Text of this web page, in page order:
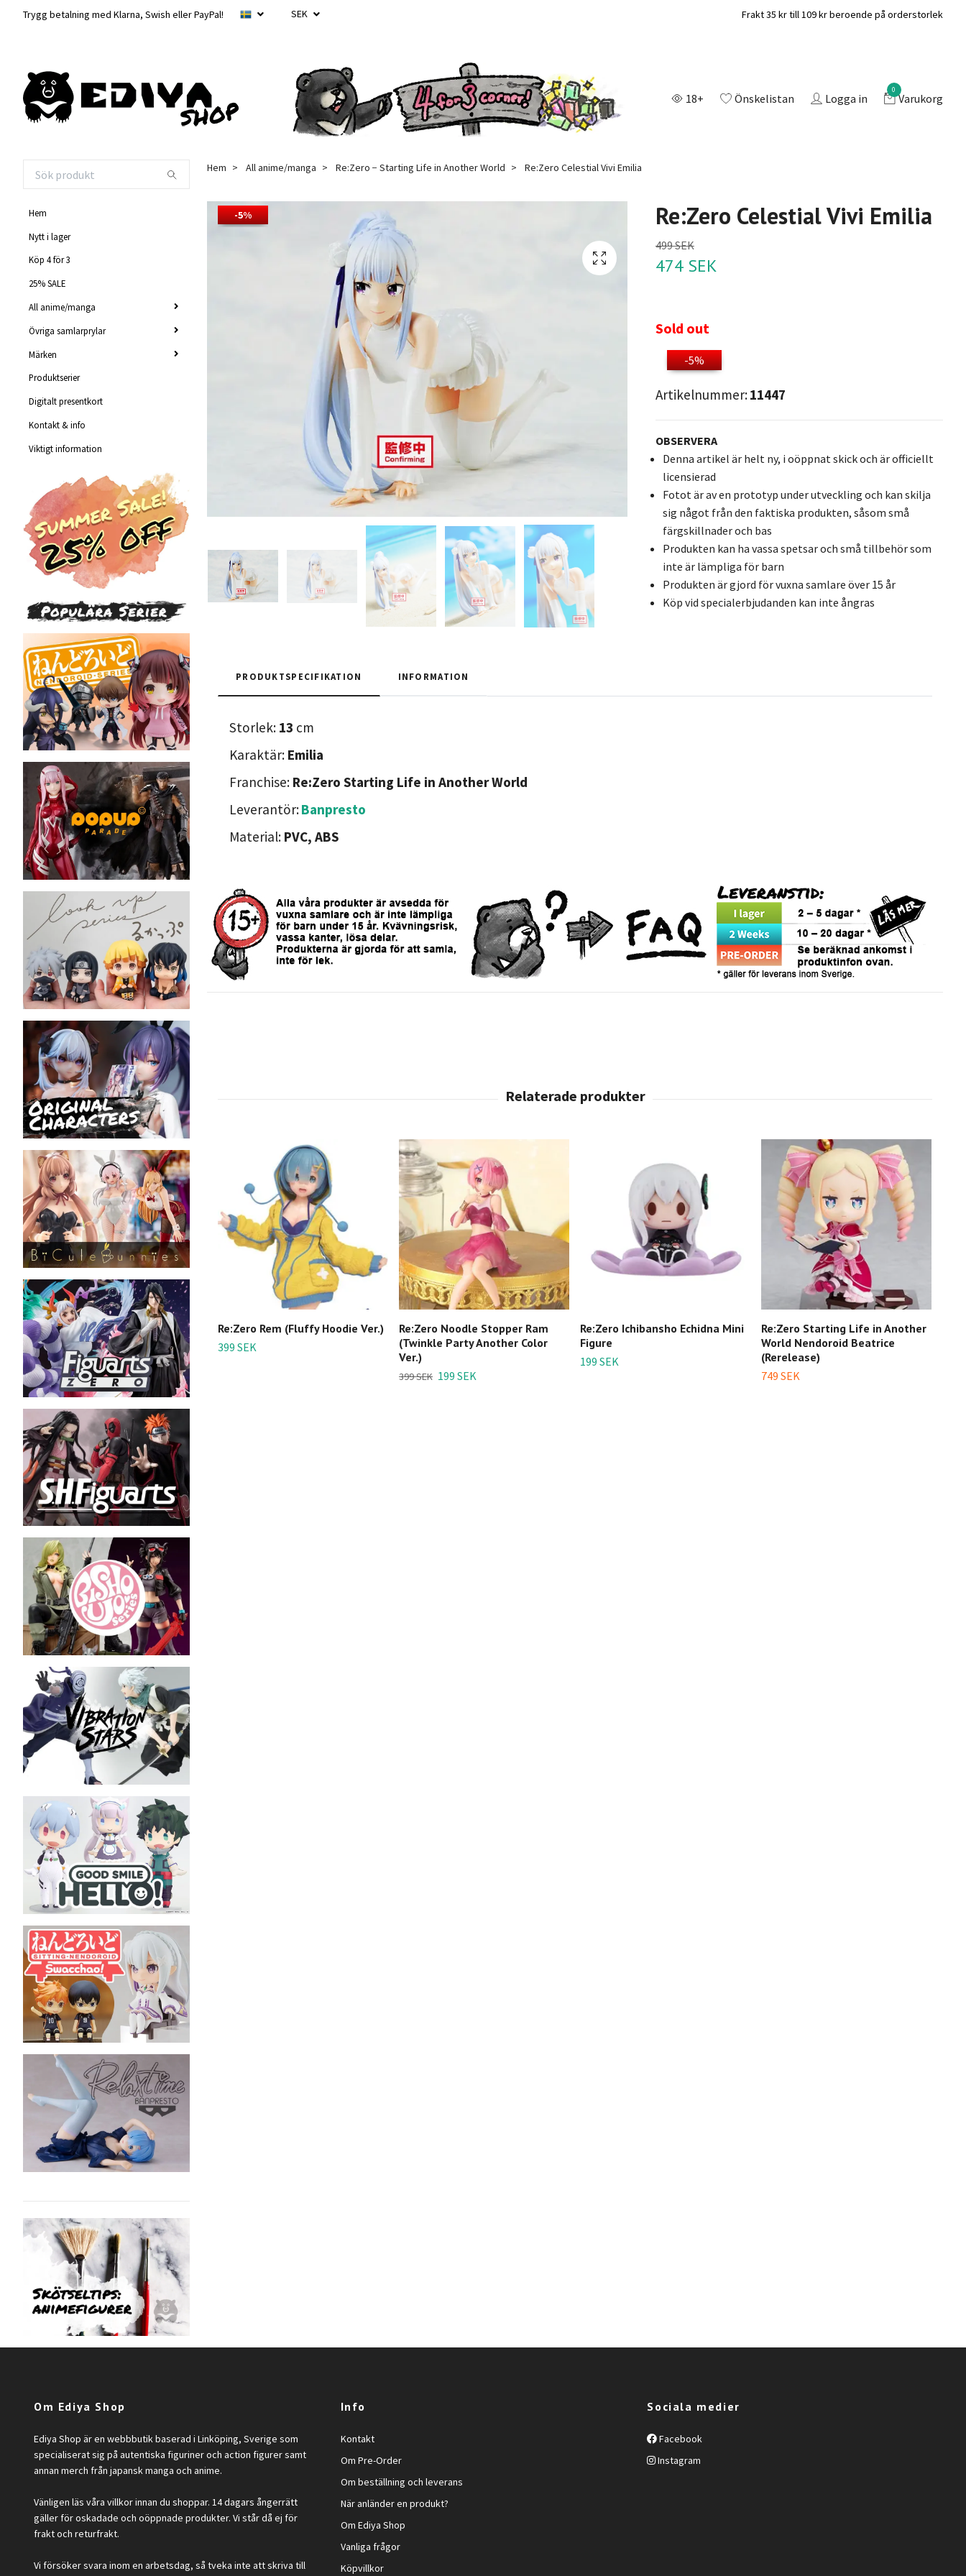
Trygg betalning med Klarna, Swish eller PayPal! SEK Frakt 35 kr till 109 kr beroende på orderstorlek
18+ Önskelistan Logga in
0
Varukorg
Hem
Nytt i lager
Köp 4 för 3
25% SALE
All anime/manga
Övriga samlarprylar
Märken
Produktserier
Digitalt presentkort
Kontakt & info
Viktigt information
Hem All anime/manga Re:Zero − Starting Life in Another World Re:Zero Celestial Vivi Emilia
-5% Re:Zero Celestial Vivi Emilia
499 SEK
474 SEK
Sold out
-5%
Artikelnummer:11447
OBSERVERA
Denna artikel är helt ny, i oöppnat skick och är officiellt
licensierad
Fotot är av en prototyp under utveckling och kan skilja
sig något från den faktiska produkten, såsom små
färgskillnader och bas
Produkten kan ha vassa spetsar och små tillbehör som
inte är lämpliga för barn
Produkten är gjord för vuxna samlare över 15 år
Köp vid specialerbjudanden kan inte ångras
PRODUKTSPECIFIKATION INFORMATION
Storlek: 13 cm
Karaktär: Emilia
Franchise: Re:Zero Starting Life in Another World
Leverantör:Banpresto
Material: PVC, ABS
Re:Zero Rem (Fluffy Hoodie Ver.)
399 SEK
Re:Zero Noodle Stopper Ram
(Twinkle Party Another Color
Ver.)
399 SEK 199 SEK
Re:Zero Ichibansho Echidna Mini
Figure
199 SEK
Re:Zero Starting Life in Another
World Nendoroid Beatrice
(Rerelease)
749 SEK
Om Ediya Shop
Ediya Shop är en webbbutik baserad i Linköping, Sverige som
specialiserat sig på autentiska figuriner och action figurer samt
annan merch från japansk manga och anime.
Vänligen läs våra villkor innan du shoppar. 14 dagars ångerrätt
gäller för oskadade och oöppnade produkter. Vi står då ej för
frakt och returfrakt.
Vi försöker svara inom en arbetsdag, så tveka inte att skriva till
Info
Kontakt
Om Pre-Order
Om beställning och leverans
När anländer en produkt?
Om Ediya Shop
Vanliga frågor
Köpvillkor
Sociala medier
Facebook
Instagram